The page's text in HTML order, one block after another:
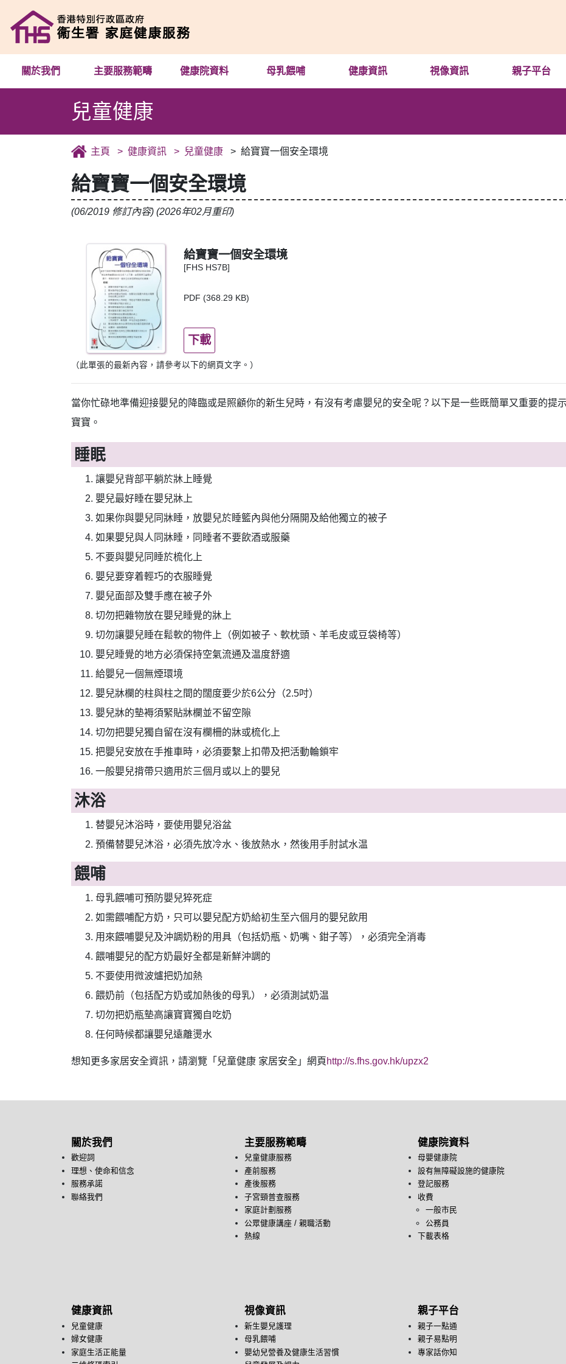
關於我們 主要服務範疇 健康院資料 母乳餵哺 健康資訊 視像資訊 親子平台
兒童健康
主頁 健康資訊 兒童健康 給寶寶一個安全環境
給寶寶一個安全環境
(06/2019 修訂內容) (2026年02月重印)
給寶寶一個安全環境
[FHS HS7B]
PDF (368.29 KB)
下載
（此單張的最新內容，請參考以下的網頁文字。）
當你忙碌地準備迎接嬰兒的降臨或是照顧你的新生兒時，有沒有考慮嬰兒的安全呢？以下是一些既簡單又重要的提
寶寶。
睡眠
讓嬰兒背部平躺於牀上睡覺
嬰兒最好睡在嬰兒牀上
如果你與嬰兒同牀睡，放嬰兒於睡籃內與他分隔開及給他獨立的被子
如果嬰兒與人同牀睡，同睡者不要飲酒或服藥
不要與嬰兒同睡於梳化上
嬰兒要穿着輕巧的衣服睡覺
嬰兒面部及雙手應在被子外
切勿把雜物放在嬰兒睡覺的牀上
切勿讓嬰兒睡在鬆軟的物件上（例如被子、軟枕頭、羊毛皮或豆袋椅等）
嬰兒睡覺的地方必須保持空氣流通及温度舒適
給嬰兒一個無煙環境
嬰兒牀欄的柱與柱之間的闊度要少於6公分（2.5吋）
嬰兒牀的墊褥須緊貼牀欄並不留空隙
切勿把嬰兒獨自留在沒有欄柵的牀或梳化上
把嬰兒安放在手推車時，必須要繫上扣帶及把活動輪鎖牢
一般嬰兒揹帶只適用於三個月或以上的嬰兒
沐浴
替嬰兒沐浴時，要使用嬰兒浴盆
預備替嬰兒沐浴，必須先放冷水、後放熱水，然後用手肘試水温
餵哺
母乳餵哺可預防嬰兒猝死症
如需餵哺配方奶，只可以嬰兒配方奶給初生至六個月的嬰兒飲用
用來餵哺嬰兒及沖調奶粉的用具（包括奶瓶、奶嘴、鉗子等），必須完全消毒
餵哺嬰兒的配方奶最好全都是新鮮沖調的
不要使用微波爐把奶加熱
餵奶前（包括配方奶或加熱後的母乳），必須測試奶温
切勿把奶瓶墊高讓寶寶獨自吃奶
任何時候都讓嬰兒遠離燙水
想知更多家居安全資訊，請瀏覽「兒童健康 家居安全」網頁 http://s.fhs.gov.hk/upzx2
關於我們
歡迎詞
理想、使命和信念
服務承諾
聯絡我們
主要服務範疇
兒童健康服務
產前服務
產後服務
子宮頸普查服務
家庭計劃服務
公眾健康講座 / 親職活動
熱線
健康院資料
母嬰健康院
設有無障礙設施的健康院
登記服務
收費
一般市民
公務員
下載表格
健康資訊
兒童健康
婦女健康
家庭生活正能量
視像資訊
新生嬰兒護理
母乳餵哺
嬰幼兒營養及健康生活習慣
親子平台
親子一點通
親子易點明
專家話你知